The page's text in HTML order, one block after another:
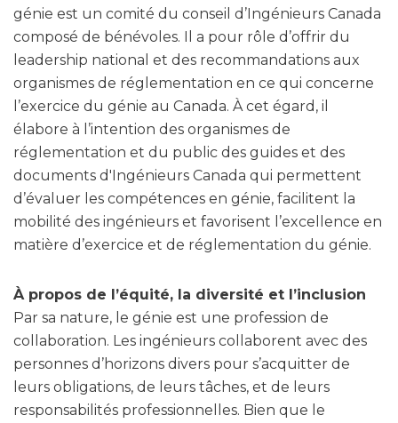
génie est un comité du conseil d’Ingénieurs Canada
composé de bénévoles. Il a pour rôle d’offrir du
leadership national et des recommandations aux
organismes de réglementation en ce qui concerne
l’exercice du génie au Canada. À cet égard, il
élabore à l’intention des organismes de
réglementation et du public des guides et des
documents d'Ingénieurs Canada qui permettent
d’évaluer les compétences en génie, facilitent la
mobilité des ingénieurs et favorisent l’excellence en
matière d’exercice et de réglementation du génie.
À propos de l’équité, la diversité et l’inclusion
Par sa nature, le génie est une profession de
collaboration. Les ingénieurs collaborent avec des
personnes d’horizons divers pour s’acquitter de
leurs obligations, de leurs tâches, et de leurs
responsabilités professionnelles. Bien que le